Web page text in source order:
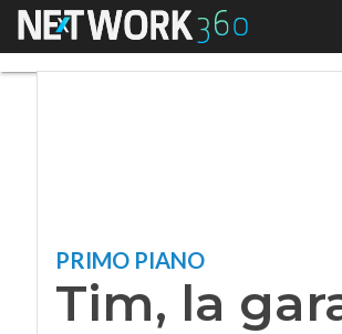
Menu
PRIMO PIANO
Tim, la